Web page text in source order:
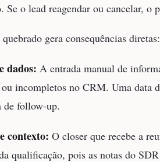
Se o lead reagendar ou cancelar, o
gera consequências diretas:
dados: A entrada manual de
incompletos no CRM. Uma data
de follow-up.
contexto: O closer que recebe a
qualificação, pois as notas do